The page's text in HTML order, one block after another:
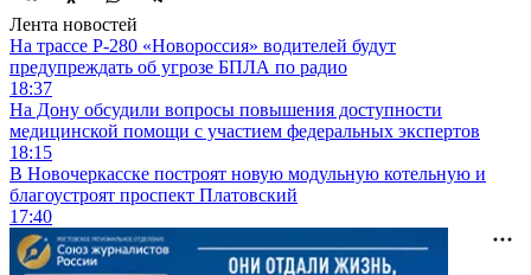
Лента новостей
На трассе Р-280 «Новороссия» водителей будут
предупреждать об угрозе БПЛА по радио
18:37
На Дону обсудили вопросы повышения доступности
медицинской помощи с участием федеральных экспертов
18:15
В Новочеркасске построят новую модульную котельную и
благоустроят проспект Платовский
17:40